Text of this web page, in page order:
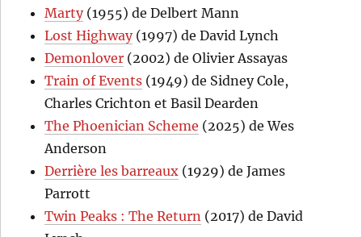
Marty(1955) de Delbert Mann
Lost Highway(1997) de David Lynch
Demonlover (2002) de Olivier Assayas
Train of Events (1949) de Sidney Cole,
Charles Crichton et Basil Dearden
The Phoenician Scheme (2025) de Wes
Anderson
Derrière les barreaux (1929) de James
Parrott
Twin Peaks : The Return (2017) de David